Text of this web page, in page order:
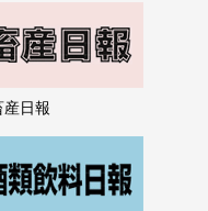
産日報